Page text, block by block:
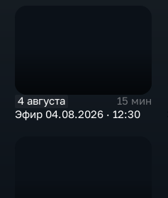
4 августа
15 мин
Эфир 04.08.2026 · 12:30